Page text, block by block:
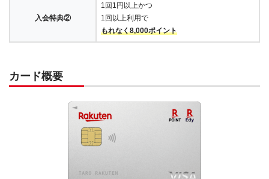
入会特典②
1回1円以上かつ
1回以上利用で
もれなく8,000ポイント
カード概要